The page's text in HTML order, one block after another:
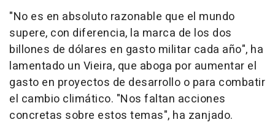
"No es en absoluto razonable que el mundo
supere, con diferencia, la marca de los dos
billones de dólares en gasto militar cada año", ha
lamentado un Vieira, que aboga por aumentar el
gasto en proyectos de desarrollo o para combatir
el cambio climático. "Nos faltan acciones
concretas sobre estos temas", ha zanjado.